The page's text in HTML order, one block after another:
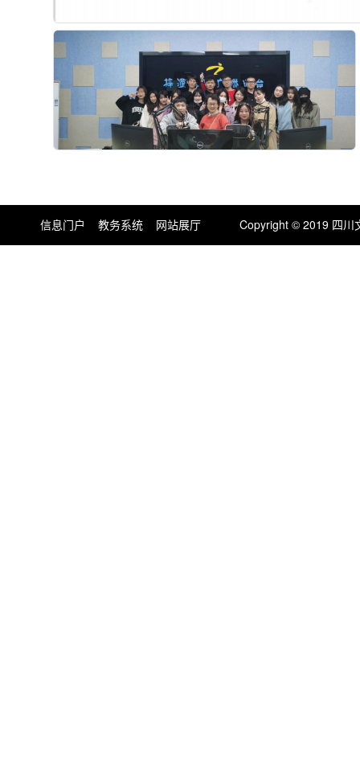
信息门户 教务系统 网站展厅 Copyright © 2019 四川文